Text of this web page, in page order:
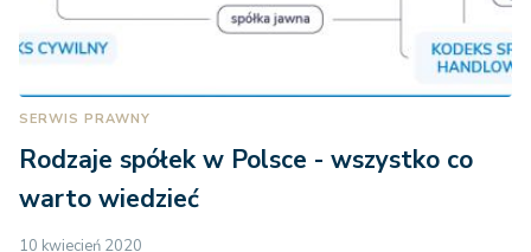
SERWIS PRAWNY
Rodzaje spółek w Polsce - wszystko co
warto wiedzieć
10 kwiecień 2020